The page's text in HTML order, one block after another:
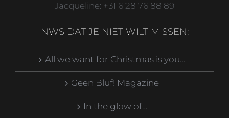
Jacqueline: +31 6 28 76 88 89
NWS DAT JE NIET WILT MISSEN:
All we want for Christmas is you…
Geen Bluf! Magazine
In the glow of…